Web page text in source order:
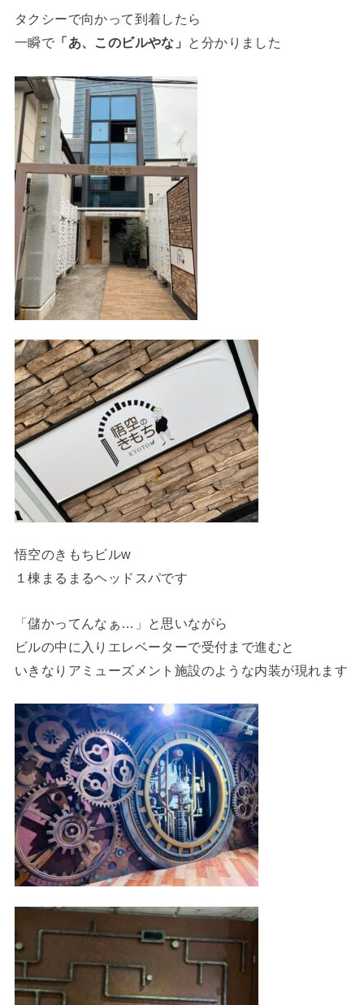
タクシーで向かって到着したら
一瞬で 「あ、このビルやな」 と分かりました
悟空のきもちビルw
１棟まるまるヘッドスパです
「儲かってんなぁ…」と思いながら
ビルの中に入りエレベーターで受付まで進むと
いきなりアミューズメント施設のような内装が現れます